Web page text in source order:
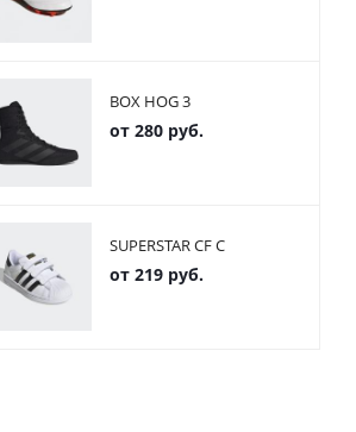
BOX HOG 3
от 280 руб.
SUPERSTAR CF C
от 219 руб.